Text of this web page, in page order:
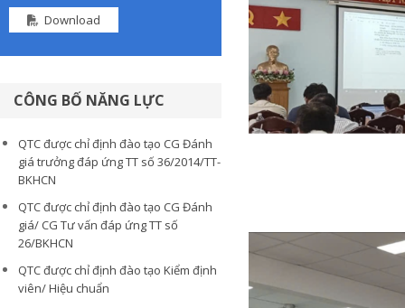
Download
CÔNG BỐ NĂNG LỰC
QTC được chỉ định đào tạo CG Đánh
giá trưởng đáp ứng TT số 36/2014/TT-
BKHCN
QTC được chỉ định đào tạo CG Đánh
giá/ CG Tư vấn đáp ứng TT số
26/BKHCN
QTC được chỉ định đào tạo Kiểm định
viên/ Hiệu chuẩn